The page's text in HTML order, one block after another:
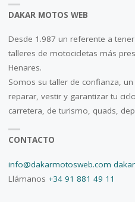
DAKAR MOTOS WEB
Desde 1.987 un referente a
talleres de motocicletas más
Henares.
Somos su taller de confianza,
reparar, vestir y garantizar tu
carretera, de turismo, quads,
CONTACTO
info@dakarmotosweb.com
Llámanos +34 91 881 49 11